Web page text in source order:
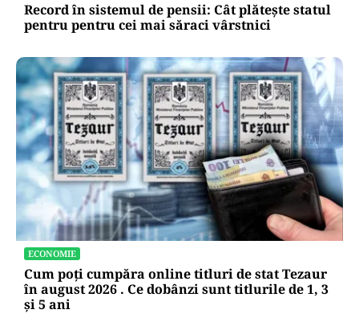
Record în sistemul de pensii: Cât plătește statul
pentru pentru cei mai săraci vârstnici
ECONOMIE
Cum poți cumpăra online titluri de stat Tezaur
în august 2026 . Ce dobânzi sunt titlurile de 1, 3
și 5 ani